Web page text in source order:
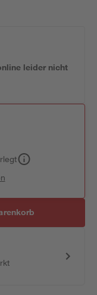
leider nicht